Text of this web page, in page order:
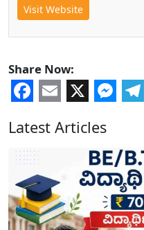
Visit Website
Share Now:
Latest Articles